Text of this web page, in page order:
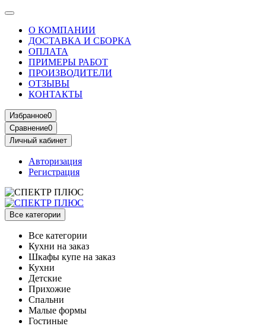
О КОМПАНИИ
ДОСТАВКА И СБОРКА
ОПЛАТА
ПРИМЕРЫ РАБОТ
ПРОИЗВОДИТЕЛИ
ОТЗЫВЫ
КОНТАКТЫ
Избранное0
Сравнение0
Личный кабинет
Авторизация
Регистрация
Все категории
Все категории
Кухни на заказ
Шкафы купе на заказ
Кухни
Детские
Прихожие
Спальни
Малые формы
Гостиные